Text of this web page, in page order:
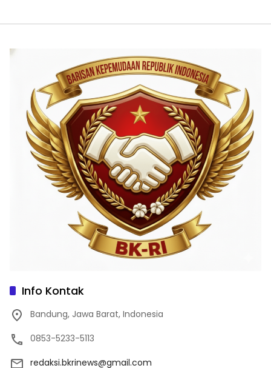
Info Kontak
Bandung, Jawa Barat, Indonesia
0853-5233-5113
redaksi.bkrinews@gmail.com